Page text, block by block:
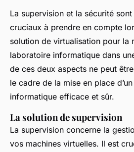
La supervision et la sécurité
cruciaux à prendre en compte
solution de virtualisation pour la
laboratoire informatique dans
de ces deux aspects ne peut
le cadre de la mise en place
informatique efficace et sûr.
La solution de supervision
La supervision concerne la
vos machines virtuelles. Il est